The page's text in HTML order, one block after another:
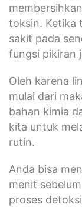
toksin. Ketika
sakit pada
fungsi pikiran
Oleh karena
mulai dari
bahan kimia
kita untuk
rutin.
Anda bisa
menit
proses